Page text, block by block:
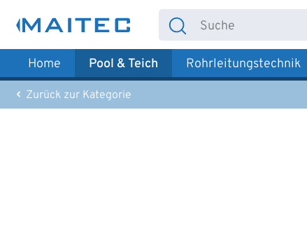
Hauptinhalt springen
Zur Suche springen
Zur Hauptnavigation springen
Home Pool & Teich Rohrleitungstechnik
Zurück zur Kategorie